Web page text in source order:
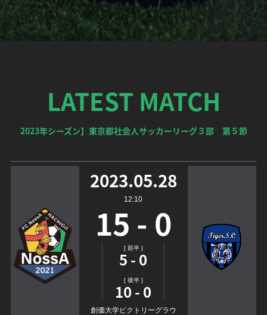
LATEST MATCH
2023年シーズン】東京都社会人サッカーリーグ３部 第５節
2023.05.28
12:10
15 - 0
[ 前半 ]
5 - 0
[ 後半 ]
10 - 0
創価大学ビクトリーグラウ